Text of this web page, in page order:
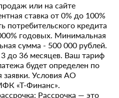
или на сайте
ставка от 0% до 100%
потребительского кредита
годовых. Минимальная
сумма - 500 000 рублей.
до 36 месяцев. Ваш тариф
будет определен по
заявки. Условия АО
«Т-Финанс».
Рассрочка — это